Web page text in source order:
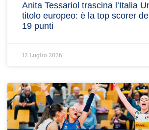
Anita Tessariol trascina l’Italia
titolo europeo: è la top scorer
19 punti
12 Luglio 2026